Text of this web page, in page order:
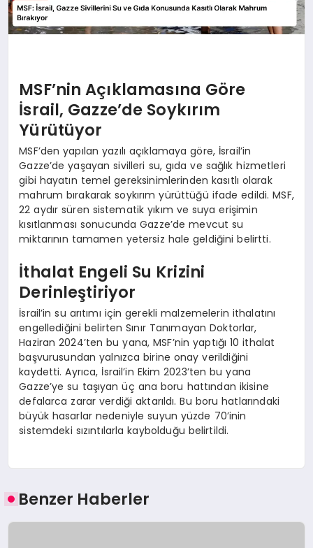
MSF’nin Açıklamasına Göre
İsrail, Gazze’de Soykırım
Yürütüyor
MSF’den yapılan yazılı açıklamaya göre, İsrail’in
Gazze’de yaşayan sivilleri su, gıda ve sağlık hizmetleri
gibi hayatın temel gereksinimlerinden kasıtlı olarak
mahrum bırakarak soykırım yürüttüğü ifade edildi. MSF,
22 aydır süren sistematik yıkım ve suya erişimin
kısıtlanması sonucunda Gazze’de mevcut su
miktarının tamamen yetersiz hale geldiğini belirtti.
İthalat Engeli Su Krizini
Derinleştiriyor
İsrail’in su arıtımı için gerekli malzemelerin ithalatını
engellediğini belirten Sınır Tanımayan Doktorlar,
Haziran 2024’ten bu yana, MSF’nin yaptığı 10 ithalat
başvurusundan yalnızca birine onay verildiğini
kaydetti. Ayrıca, İsrail’in Ekim 2023’ten bu yana
Gazze’ye su taşıyan üç ana boru hattından ikisine
defalarca zarar verdiği aktarıldı. Bu boru hatlarındaki
büyük hasarlar nedeniyle suyun yüzde 70’inin
sistemdeki sızıntılarla kaybolduğu belirtildi.
Benzer Haberler